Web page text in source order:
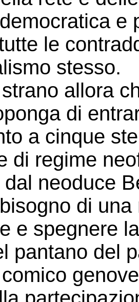
e
le
stesso.
allora
di
a cinque
di regime
neoduce
di
e spegnere
pantano del